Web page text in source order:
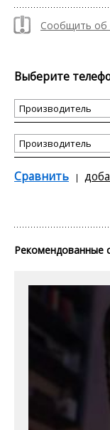
Сообщить об
Выберите
Сравнить
Рекомендованные